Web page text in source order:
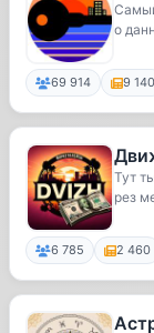
о
69 914 9 140
Тут
рез
6 785 2 460